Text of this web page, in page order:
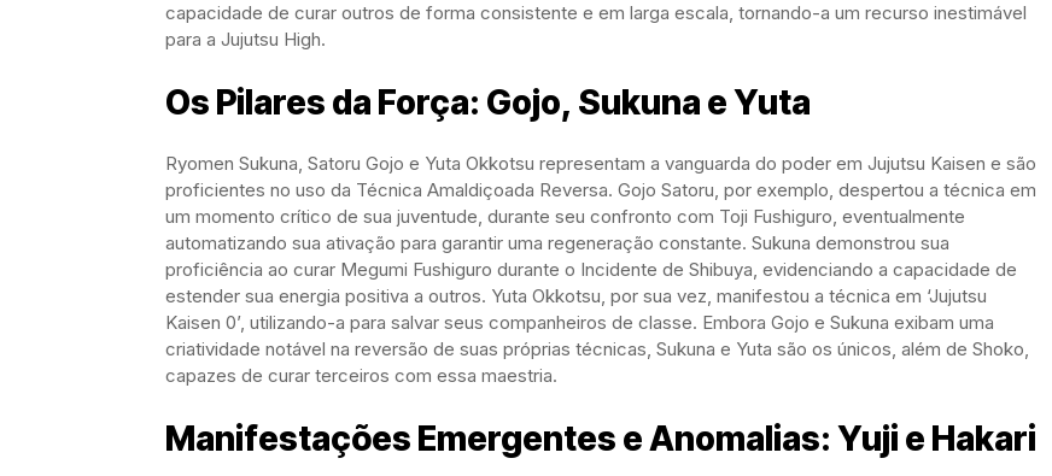
capacidade de curar outros de forma consistente e em larga escala, tornando-a um recurso inestimável
para a Jujutsu High.
Os Pilares da Força: Gojo, Sukuna e Yuta
Ryomen Sukuna, Satoru Gojo e Yuta Okkotsu representam a vanguarda do poder em Jujutsu Kaisen e são
proficientes no uso da Técnica Amaldiçoada Reversa. Gojo Satoru, por exemplo, despertou a técnica em
um momento crítico de sua juventude, durante seu confronto com Toji Fushiguro, eventualmente
automatizando sua ativação para garantir uma regeneração constante. Sukuna demonstrou sua
proficiência ao curar Megumi Fushiguro durante o Incidente de Shibuya, evidenciando a capacidade de
estender sua energia positiva a outros. Yuta Okkotsu, por sua vez, manifestou a técnica em ‘Jujutsu
Kaisen 0’, utilizando-a para salvar seus companheiros de classe. Embora Gojo e Sukuna exibam uma
criatividade notável na reversão de suas próprias técnicas, Sukuna e Yuta são os únicos, além de Shoko,
capazes de curar terceiros com essa maestria.
Manifestações Emergentes e Anomalias: Yuji e Hakari